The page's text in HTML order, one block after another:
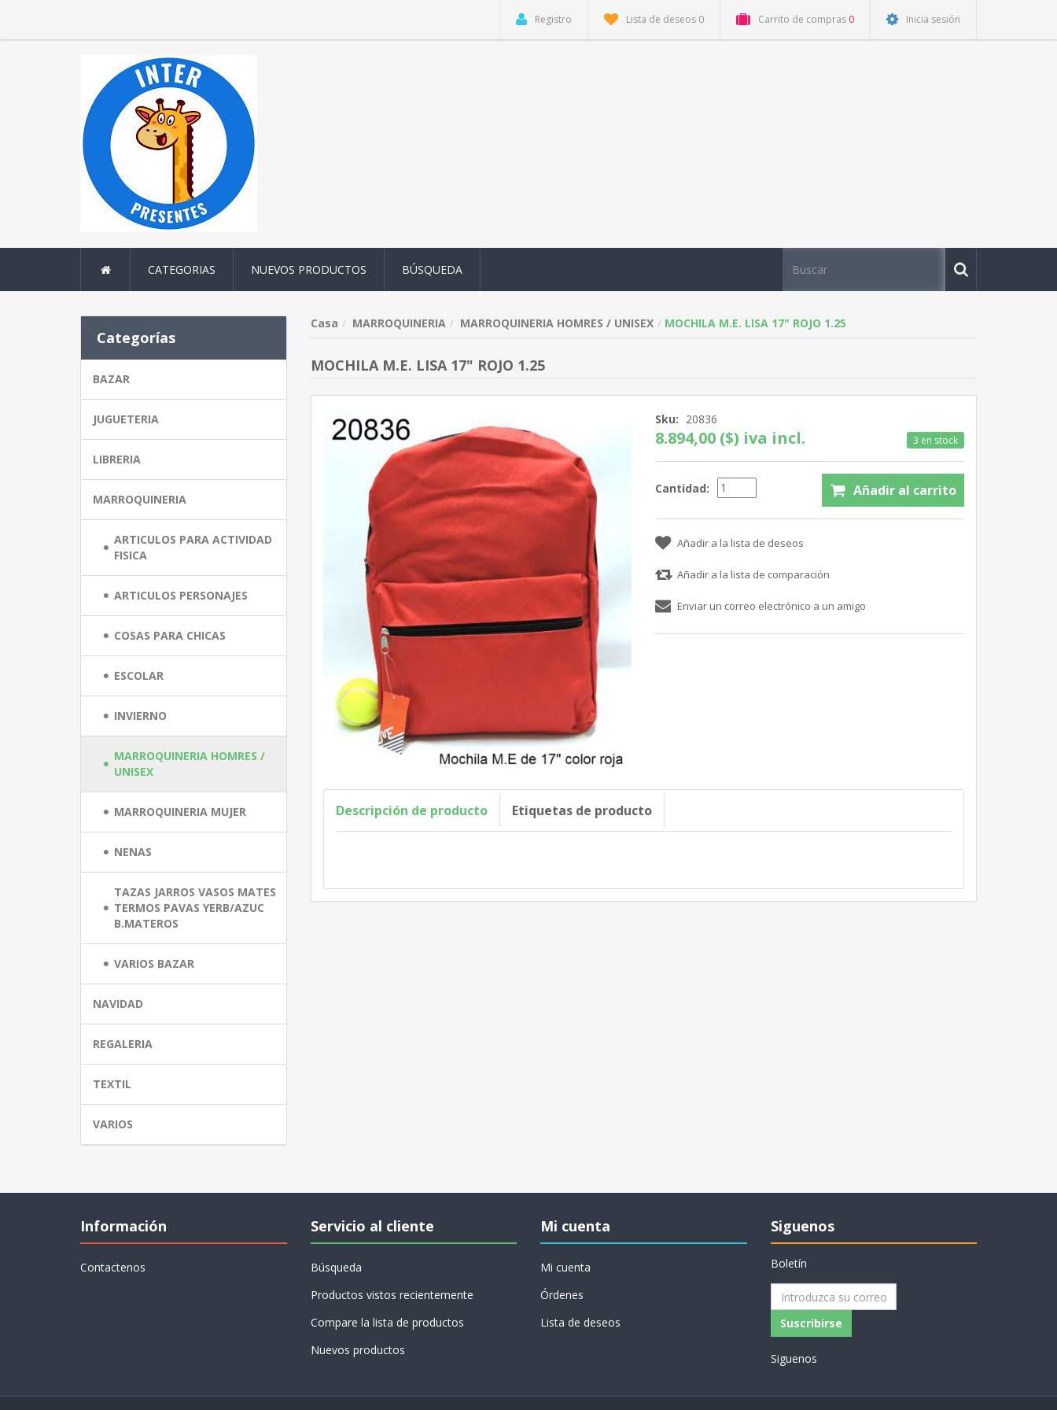
Registro Lista de deseos 0 Carrito de compras 0 Inicia sesión
CATEGORIAS NUEVOS PRODUCTOS BÚSQUEDA
Categorías
BAZAR
JUGUETERIA
LIBRERIA
MARROQUINERIA
ARTICULOS PARA ACTIVIDAD
FISICA
ARTICULOS PERSONAJES
COSAS PARA CHICAS
ESCOLAR
INVIERNO
MARROQUINERIA HOMRES /
UNISEX
MARROQUINERIA MUJER
NENAS
TAZAS JARROS VASOS MATES
TERMOS PAVAS YERB/AZUC
B.MATEROS
VARIOS BAZAR
NAVIDAD
REGALERIA
TEXTIL
VARIOS
Casa MARROQUINERIA MARROQUINERIA HOMRES / UNISEX MOCHILA M.E. LISA 17" ROJO 1.25
MOCHILA M.E. LISA 17" ROJO 1.25
Sku: 20836
8.894,00 ($) iva incl. 3 en stock
Cantidad:
Descripción de producto Etiquetas de producto
Información
Contactenos
Servicio al cliente
Búsqueda
Productos vistos recientemente
Compare la lista de productos
Nuevos productos
Mi cuenta
Mi cuenta
Órdenes
Lista de deseos
Siguenos
Boletín
Siguenos